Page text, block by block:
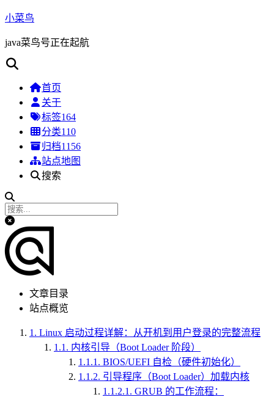
小菜鸟
java菜鸟号正在起航
首页
关于
标签164
分类110
归档1156
站点地图
搜索
文章目录
站点概览
1. Linux 启动过程详解：从开机到用户登录的完整流程
1.1. 内核引导（Boot Loader 阶段）
1.1.1. BIOS/UEFI 自检（硬件初始化）
1.1.2. 引导程序（Boot Loader）加载内核
1.1.2.1. GRUB 的工作流程：